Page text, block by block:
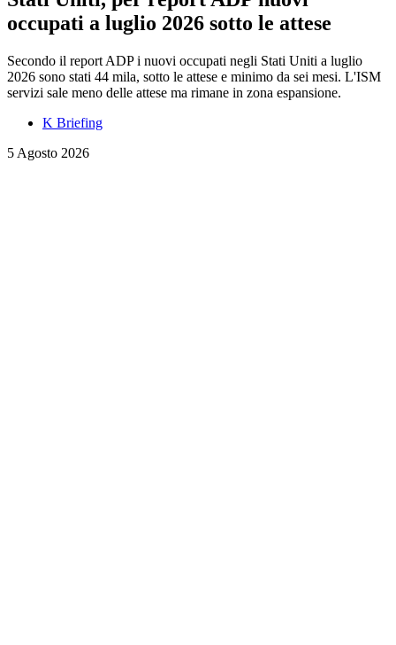
occupati a luglio 2026 sotto le attese
Secondo il report ADP i nuovi occupati negli Stati Uniti a luglio
2026 sono stati 44 mila, sotto le attese e minimo da sei mesi. L'ISM
servizi sale meno delle attese ma rimane in zona espansione.
K Briefing
5 Agosto 2026